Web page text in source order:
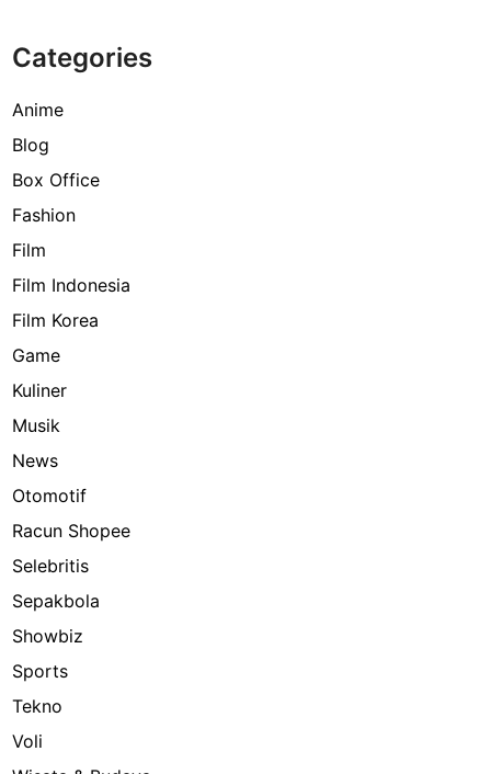
Categories
Anime
Blog
Box Office
Fashion
Film
Film Indonesia
Film Korea
Game
Kuliner
Musik
News
Otomotif
Racun Shopee
Selebritis
Sepakbola
Showbiz
Sports
Tekno
Voli